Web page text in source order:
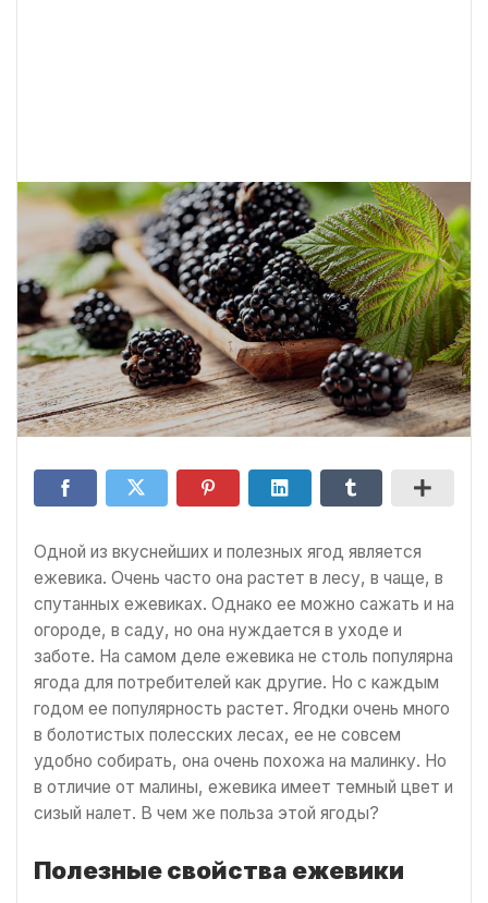
Одной из вкуснейших и полезных ягод является
ежевика. Очень часто она растет в лесу, в чаще, в
спутанных ежевиках. Однако ее можно сажать и на
огороде, в саду, но она нуждается в уходе и
заботе. На самом деле ежевика не столь популярна
ягода для потребителей как другие. Но с каждым
годом ее популярность растет. Ягодки очень много
в болотистых полесских лесах, ее не совсем
удобно собирать, она очень похожа на малинку. Но
в отличие от малины, ежевика имеет темный цвет и
сизый налет. В чем же польза этой ягоды?
Полезные свойства ежевики